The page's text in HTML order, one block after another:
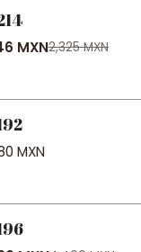
OFF
MXN2,325 MXN
MXN
OFF